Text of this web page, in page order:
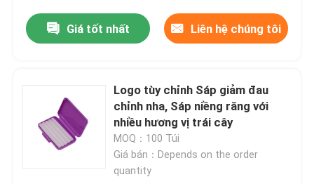
Giá tốt nhất Liên hệ chúng tôi
Logo tùy chỉnh Sáp giảm đau
chỉnh nha, Sáp niềng răng với
nhiều hương vị trái cây
MOQ：100 Túi
Giá bán：Depends on the order
quantity